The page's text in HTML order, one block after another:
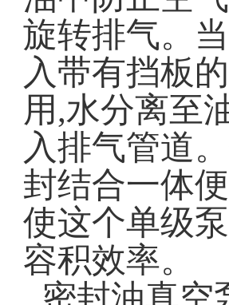
旋转排气。
入带有挡板
用,水分离至
入排气管道
封结合一体
使这个单级
容积效率。
密封油真空